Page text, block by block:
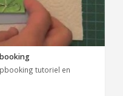
tutoriel en